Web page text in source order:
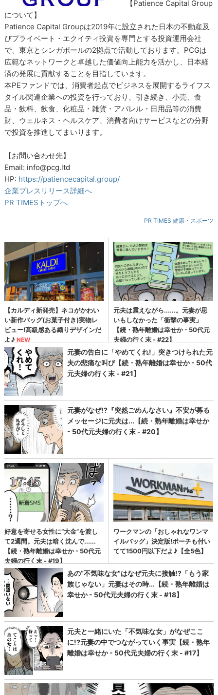
【Patience Capital Group
について】
Patience Capital Groupは2019年に設立された日本の不動産及
びプライベート・エクイティ投資を専門とする投資運用会社
で、東京とシンガポールの2拠点で活動しております。PCGは
広範なネットワークと卓越した価値向上能力を活かし、日本経
済の発展に貢献することを目指しています。
本PEファンドでは、消費者起点でビジネスを展開するライフス
タイル関連企業への投資を行っており、引き続き、小売、食
品・飲料、飲食、化粧品・雑貨・アパレル・日用品等の消費
財、ウェルネス・ヘルスケア、消費者向けサービスなどの分野
で投資を推進してまいります。
【お問い合わせ先】
Email: info@pcg.ltd
HP: https://patiencecapital.group/
企業プレスリリース詳細へ
PR TIMESトップへ
PR TIMES 健康・スポーツ